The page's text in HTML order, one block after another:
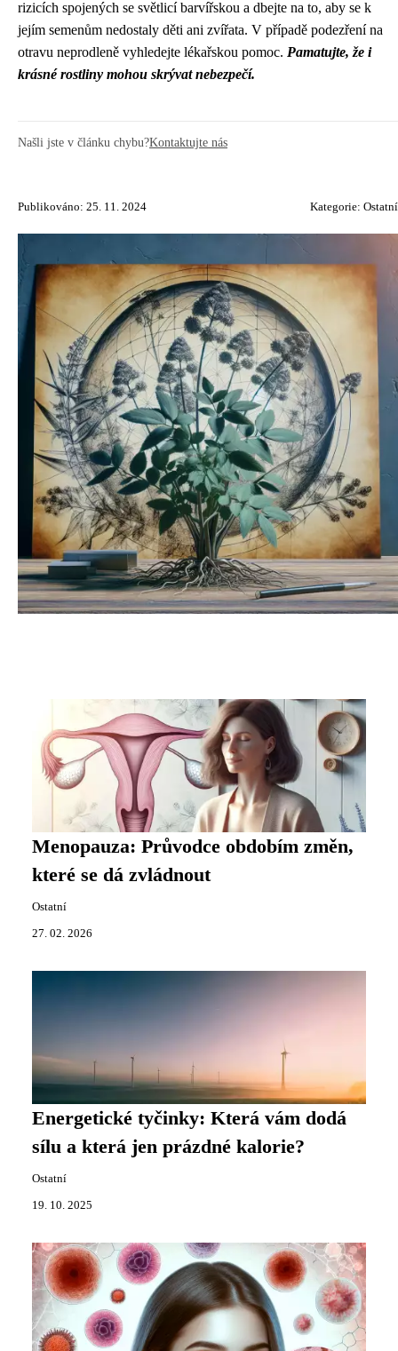
rizicích spojených se světlicí barvířskou a dbejte na to, aby se k
jejím semenům nedostaly děti ani zvířata. V případě podezření na
otravu neprodleně vyhledejte lékařskou pomoc. Pamatujte, že i
krásné rostliny mohou skrývat nebezpečí.
Našli jste v článku chybu?Kontaktujte nás
Publikováno: 25. 11. 2024 Kategorie: Ostatní
Menopauza: Průvodce obdobím změn,
které se dá zvládnout
Ostatní
27. 02. 2026
Energetické tyčinky: Která vám dodá
sílu a která jen prázdné kalorie?
Ostatní
19. 10. 2025